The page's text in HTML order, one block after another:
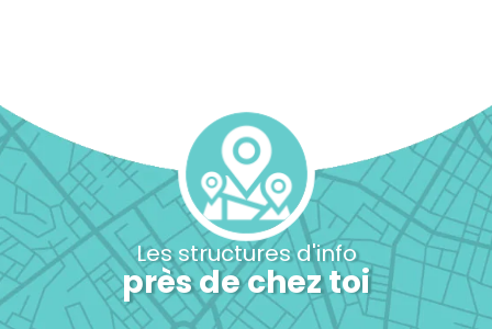
Les structures d'info
près de chez toi